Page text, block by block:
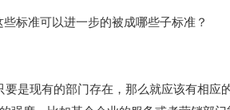
标准可以进一步的被成哪些子标准？
是现有的部门存在，那么就应该有相应